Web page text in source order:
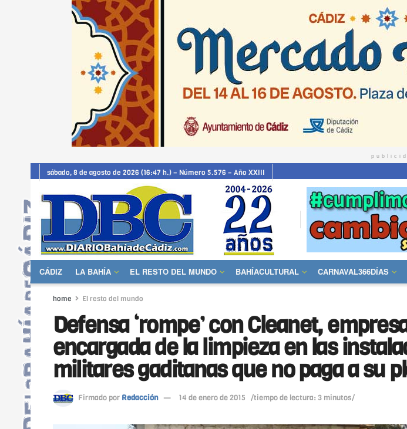
sábado, 8 de agosto de 2026 (16:47 h.) – Número 5.576 – Año XXIII
CÁDIZ LA BAHÍA EL RESTO DEL MUNDO BAHÍACULTURAL CARNAVAL366DÍAS
home El resto del mundo
Defensa ‘rompe’ con Cleanet,
encargada de la limpieza en las
militares gaditanas que no paga a su
Firmado por Redacción 14 de enero de 2015 /tiempo de lectura: 3 minutos/